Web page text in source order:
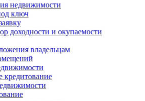
недвижимости
ключ
доходности и окупаемости
владельцам
кредитование